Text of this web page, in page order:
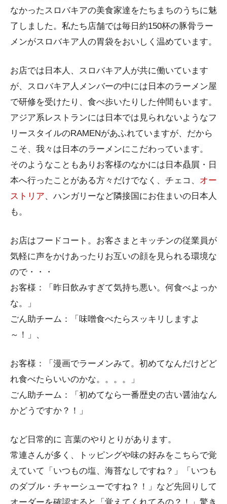
なかったスロバキアの美食家達をたちまちのうちに魅
了しました。私たち店舗では毎日約150杯の豚骨ラー
メンがスロバキア人の胃袋をおいしく温めています。
お店では日本人、スロバキア人が共に働いています
が、スロバキア人メンバーの中には日本のラーメン屋
で研修を受けたり、食べ歩いたりした仲間もいます。
アジア系レストランには日本では見られないようなフ
リースタイルのRAMENがあふれていますが、だから
こそ、我々は日本のラーメンにこだわっています。
そのようなこともありお客様のなかには日本贔屓・日
本へ行ったことがある方々だけでなく、チェコ、 オー
ストリア、ハンガリーなど隣接国にお住まいの日本人
も。
お店はフードコート。お客さまとキッチンの従業員が
気軽に声をかけあったりお互いの顔を見られる環境な
ので・・・
お客様：「昨日飲みすぎて気持ち悪い。何食べよっか
な。」
ごん助チーム：「味噌食べたらスッキリしますよ
～！」、
お客様：「漫画でラーメンみて。初めてなんだけどど
れ食べたらいいのかな。。。。」
ごん助チーム：「初めてなら一番歴史の古い醤油なん
かどうですか？！」
など日常的に 言葉のやりとりがあります。
常連さんが多く、トッピングや味の好みをこちらで覚
えていて「いつもの塩、海苔なしですね？」「いつも
のダブル・チャーシューですね？！」など先回りして